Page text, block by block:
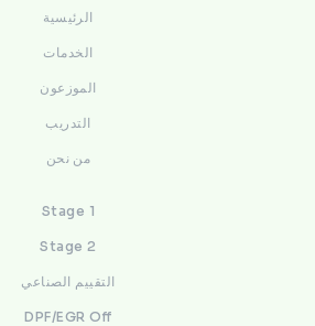
الرئيسية
الخدمات
الموزعون
التدريب
من نحن
Stage 1
Stage 2
التقييم الصناعي
DPF/EGR Off